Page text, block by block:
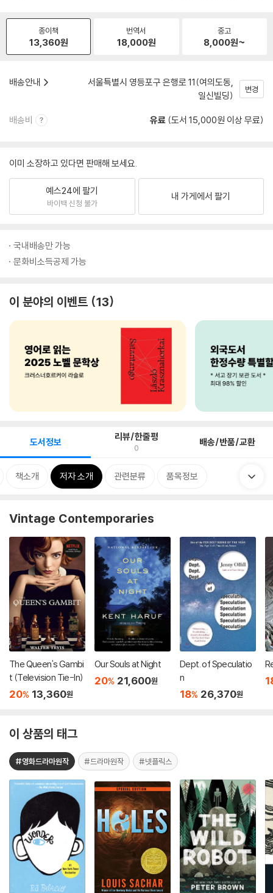
종이책
13,360원
번역서
18,000원
중고
8,000원~
배송안내
서울특별시 영등포구 은행로 11(여의도동,
일신빌딩)
변경
배송비 유료 (도서 15,000원 이상 무료)
이미 소장하고 있다면 판매해 보세요.
예스24에 팔기
바이백 신청 불가
내 가게에서 팔기
국내배송만 가능
문화비소득공제 가능
이 분야의 이벤트 13
도서정보 리뷰/한줄평
0 배송/반품/교환
책소개 저자 소개 관련분류 품목정보
Vintage Contemporaries
The Queen's Gambi
t (Television Tie-In)
20% 13,360원
Our Souls at Night
20% 21,600원
Dept. of Speculatio
n
18% 26,370원
이 상품의 태그
#영화드라마원작 #드라마원작 #넷플릭스